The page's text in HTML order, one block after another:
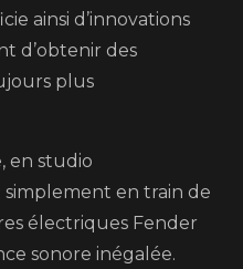
ainsi d’innovations
d’obtenir des
plus
en studio
en train de
électriques Fender
sonore inégalée.